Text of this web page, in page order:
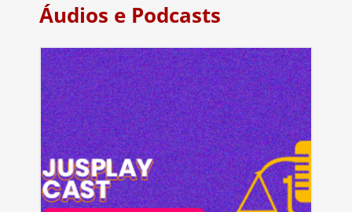
Áudios e Podcasts